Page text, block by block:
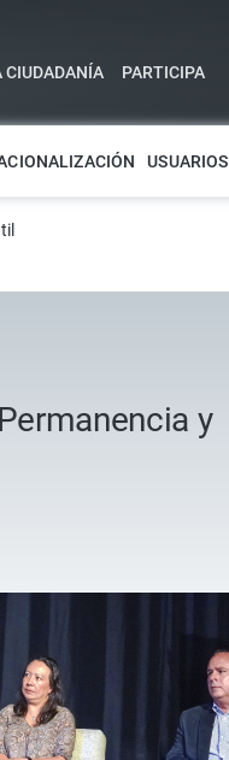
CIUDADANÍA PARTICIPA
USUARIOS
y